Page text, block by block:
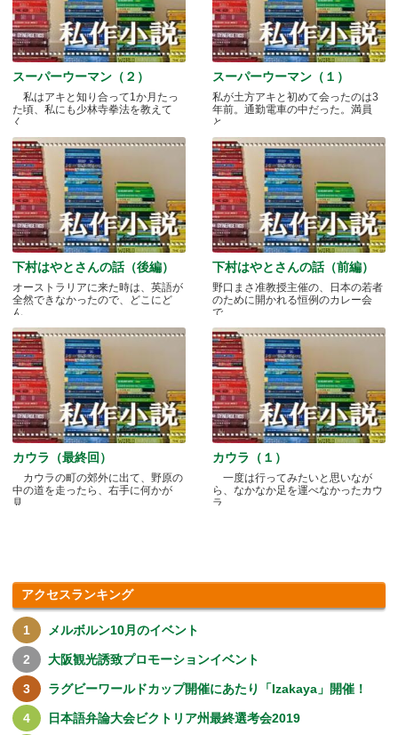
スーパーウーマン（２）
私はアキと知り合って1か月たっ
た頃、私にも少林寺拳法を教えて
く.....
スーパーウーマン（１）
私が土方アキと初めて会ったのは3
年前。通勤電車の中だった。満員
と.....
下村はやとさんの話（後編）
オーストラリアに来た時は、英語が
全然できなかったので、どこにど
ん.....
下村はやとさんの話（前編）
野口まさ准教授主催の、日本の若者
のために開かれる恒例のカレー会
で.....
カウラ（最終回）
カウラの町の郊外に出て、野原の
中の道を走ったら、右手に何かが
見.....
カウラ（１）
一度は行ってみたいと思いなが
ら、なかなか足を運べなかったカウ
ラ.....
アクセスランキング
メルボルン10月のイベント
大阪観光誘致プロモーションイベント
ラグビーワールドカップ開催にあたり「Izakaya」開催！
日本語弁論大会ビクトリア州最終選考会2019